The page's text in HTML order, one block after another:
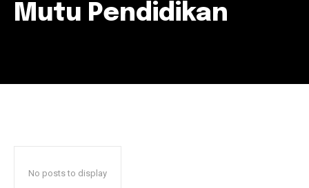
Mutu Pendidikan
No posts to display